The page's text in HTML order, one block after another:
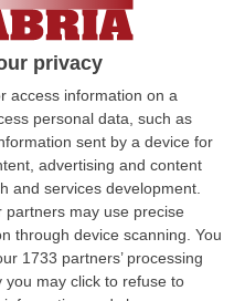
privacy
access information on a
personal data, such as
sent by a device for
advertising and content
and services development.
may use precise
through device scanning. You
1733 partners’ processing
you may click to refuse to
a capo di un
cautelari e
Roma – VIDEO E
nella capitale.
formazione
costosi titoli di studio